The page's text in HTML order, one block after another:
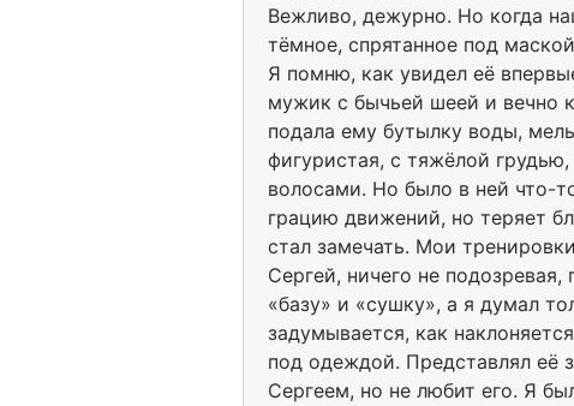
Вежливо, дежурно. Но когда
тёмное, спрятанное под
Я помню, как увидел её
мужик с бычьей шеей и вечно
подала ему бутылку воды,
фигуристая, с тяжёлой
волосами. Но было в ней что-
грацию движений, но теряет
стал замечать. Мои
Сергей, ничего не
«базу» и «сушку», а я думал
задумывается, как
под одеждой. Представлял её
Сергеем, но не любит его. Я